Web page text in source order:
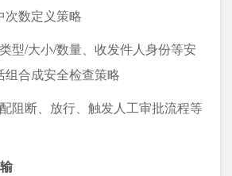
次数定义策略
型/大小/数量、收发件人身份等安
合成安全检查策略
阻断、放行、触发人工审批流程等